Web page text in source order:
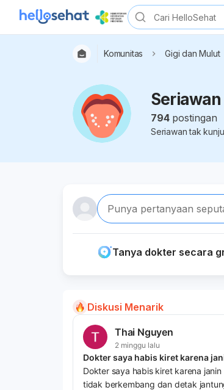
Komunitas Gigi dan Mulut
Seriawan
794 postingan
Seriawan tak
Punya pertanyaan
Tanya dokter secara
Diskusi Menarik
Thai Nguyen
2 minggu lalu
Dokter saya habis kiret karena janin
tidak berkembang dan detak